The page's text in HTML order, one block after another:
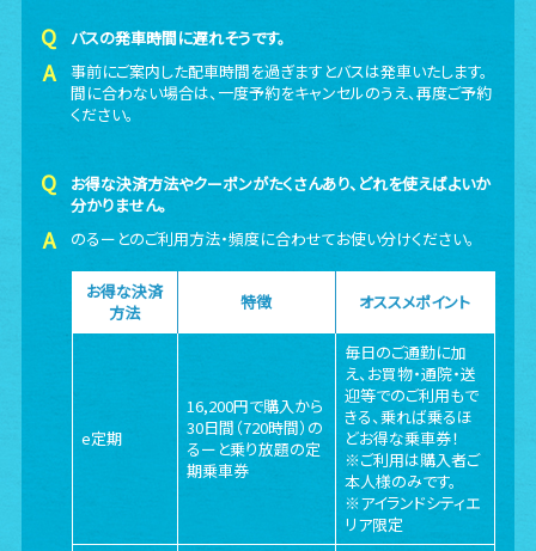
バスの発車時間に遅れそうです。
事前にご案内した配車時間を過ぎますとバスは発車いたします。
間に合わない場合は、一度予約をキャンセルのうえ、再度ご予約
ください。
お得な決済方法やクーポンがたくさんあり、どれを使えばよいか
分かりません。
のるーとのご利用方法・頻度に合わせてお使い分けください。
お得な決済
方法
特徴 オススメポイント
e定期
16,200円で購入から
30日間（720時間）の
るーと乗り放題の定
期乗車券
毎日のご通勤に加
え、お買物・通院・送
迎等でのご利用もで
きる、乗れば乗るほ
どお得な乗車券！
※ご利用は購入者ご
本人様のみです。
※アイランドシティエ
リア限定